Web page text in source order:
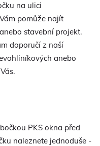
na ulici
pomůže najít
stavební projekt.
doporučí z naší
anebo
PKS okna před
naleznete jednoduše -